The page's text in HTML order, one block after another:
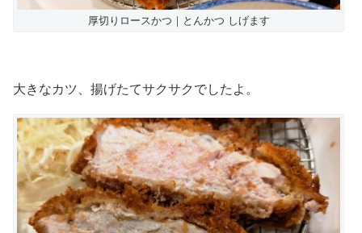
厚切りロースかつ｜とんかつ しげます
大きなカツ、揚げたてサクサクでしたよ。